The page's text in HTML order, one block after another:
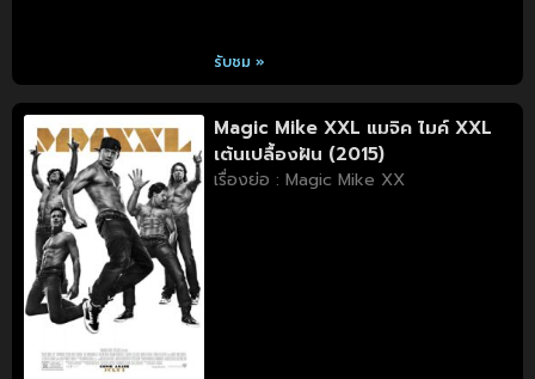
รับชม »
Magic Mike XXL แมจิค ไมค์ XXL
เต้นเปลื้องฝัน (2015)
เรื่องย่อ : Magic Mike XX